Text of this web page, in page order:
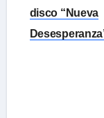
de
entradas
disco “Nueva